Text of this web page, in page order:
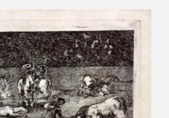
Y DOCUMENTACIÓN